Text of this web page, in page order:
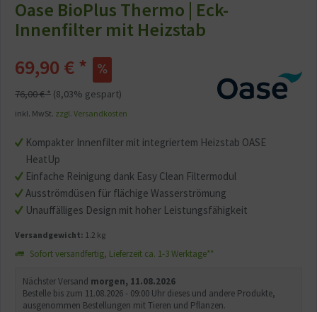
Oase BioPlus Thermo | Eck-
Innenfilter mit Heizstab
Kompakter Innenfilter mit integriertem Heizstab OASE
HeatUp
Einfache Reinigung dank Easy Clean Filtermodul
Ausströmdüsen für flächige Wasserströmung
Unauffälliges Design mit hoher Leistungsfähigkeit
69,90 € *
76,00 € * (8,03% gespart)
inkl. MwSt. zzgl. Versandkosten
Versandgewicht: 1.2 kg
Sofort versandfertig, Lieferzeit ca. 1-3 Werktage**
Nächster Versand morgen, 11.08.2026
Bestelle bis zum 11.08.2026 - 09:00 Uhr dieses und andere Produkte,
ausgenommen Bestellungen mit Tieren und Pflanzen.